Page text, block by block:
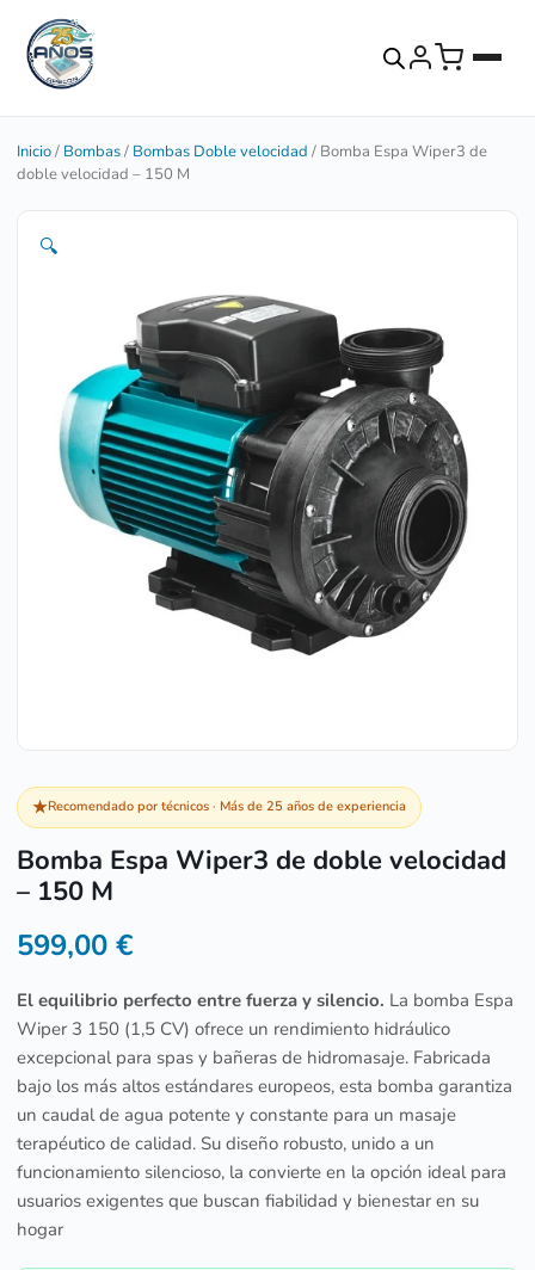
Inicio/ Bombas/ Bombas Doble velocidad / Bomba Espa Wiper3 de
doble velocidad – 150 M
🔍
★Recomendado por técnicos · Más de 25 años de experiencia
Bomba Espa Wiper3 de doble velocidad
– 150 M
599,00 €
El equilibrio perfecto entre fuerza y silencio. La bomba Espa
Wiper 3 150 (1,5 CV) ofrece un rendimiento hidráulico
excepcional para spas y bañeras de hidromasaje. Fabricada
bajo los más altos estándares europeos, esta bomba garantiza
un caudal de agua potente y constante para un masaje
terapéutico de calidad. Su diseño robusto, unido a un
funcionamiento silencioso, la convierte en la opción ideal para
usuarios exigentes que buscan fiabilidad y bienestar en su
hogar